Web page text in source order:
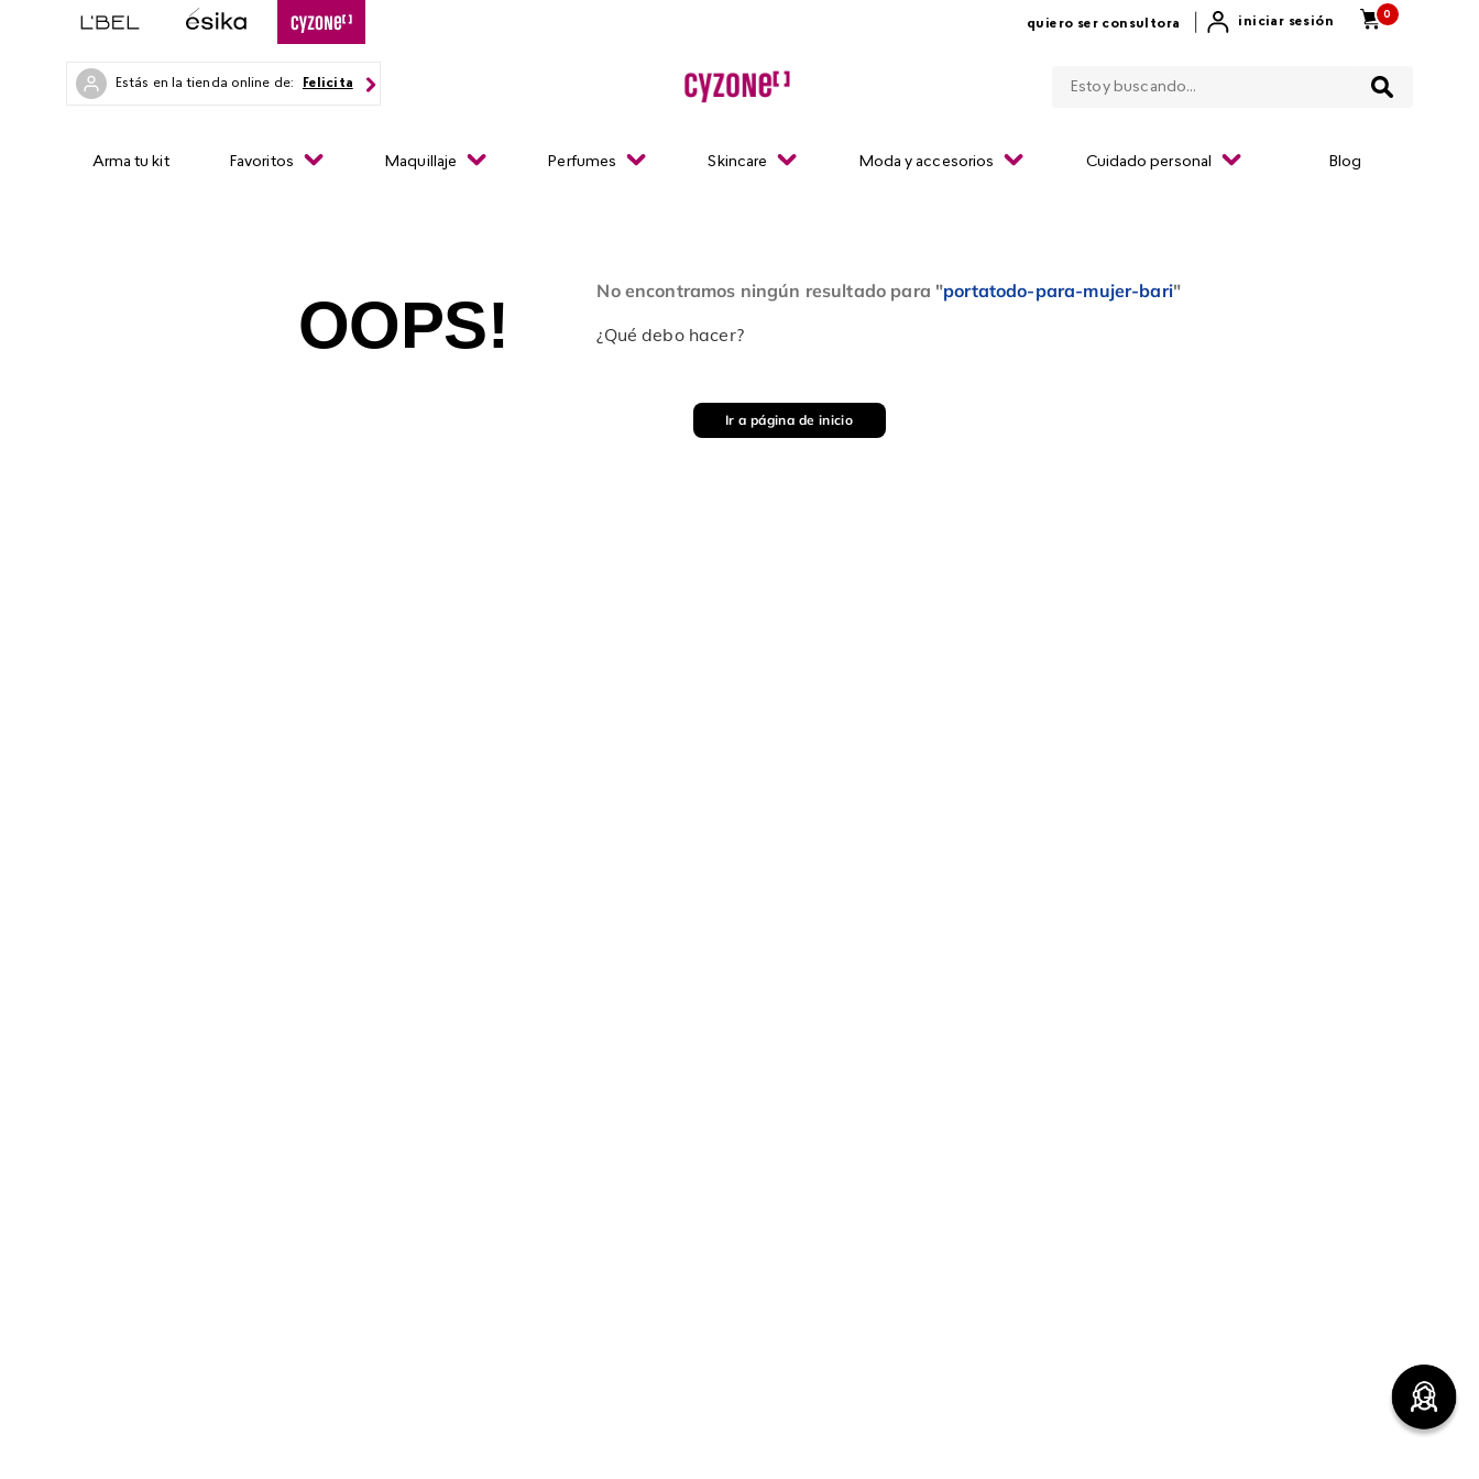
quiero ser consultora iniciar sesión
0
Estás en la tienda online de: Felicita
Arma tu kit Favoritos Maquillaje Perfumes Skincare Moda y accesorios Cuidado personal Blog
OOPS! No encontramos ningún resultado para "portatodo-para-mujer-bari"
¿Qué debo hacer?
Ir a página de inicio